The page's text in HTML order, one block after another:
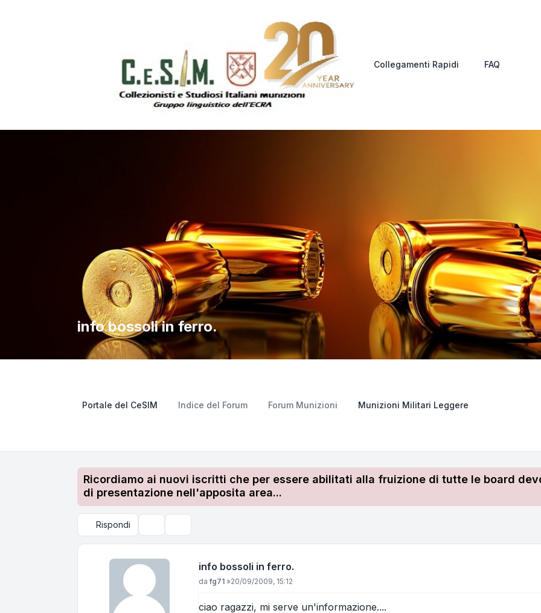
Collegamenti Rapidi FAQ
info bossoli in ferro.
Portale del CeSIM Indice del Forum Forum Munizioni Munizioni Militari Leggere
Ricordiamo ai nuovi iscritti che per essere abilitati alla fruizione di tutte le board
di presentazione nell'apposita area...
Rispondi
info bossoli in ferro.
Messaggio
dafg71 »20/09/2009, 15:12
ciao ragazzi, mi serve un'informazione....